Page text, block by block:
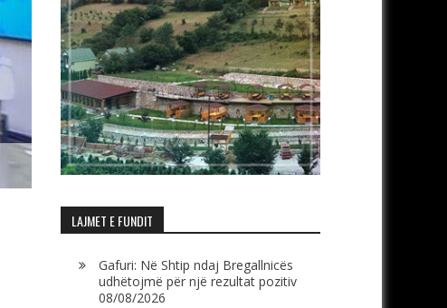
LAJMET E FUNDIT
Gafuri: Në Shtip ndaj Bregallnicës
udhëtojmë për një rezultat pozitiv
08/08/2026